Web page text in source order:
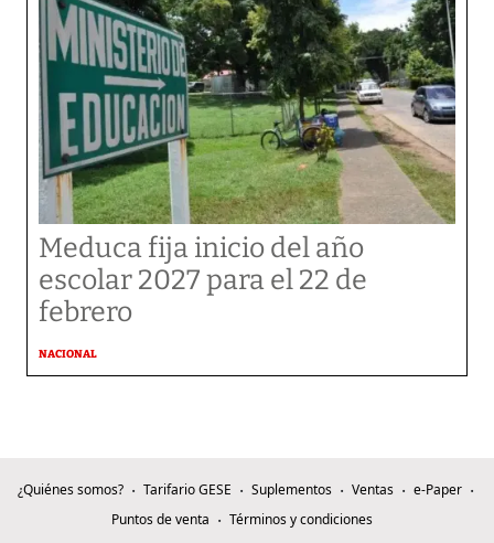
Meduca fija inicio del año
escolar 2027 para el 22 de
febrero
NACIONAL
¿Quiénes somos? Tarifario GESE Suplementos Ventas
e-Paper
Puntos de venta
Términos y condiciones